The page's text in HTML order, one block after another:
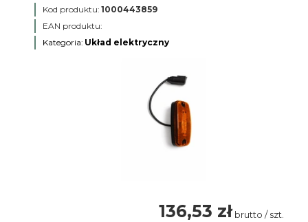
Kod produktu: 1000443859
EAN produktu:
Kategoria: Układ elektryczny
136,53 zł brutto / szt.